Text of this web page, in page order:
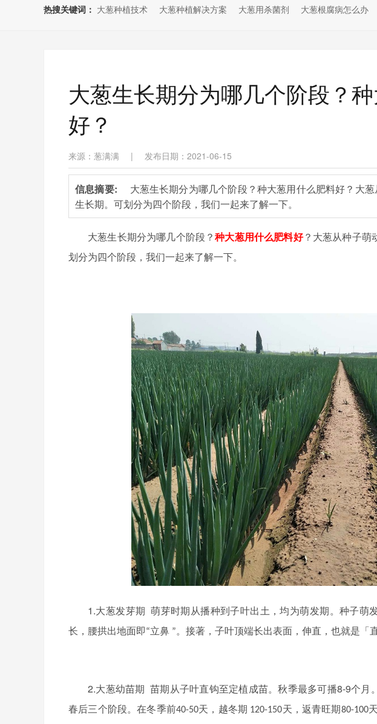
热搜关键词： 大葱种植技术 大葱种植解决方案 大葱用杀菌剂 大葱根腐病怎么办
大葱生长期分为哪几个阶段？
好？
来源：葱满满 | 发布日期：2021-06-15
信息摘要: 大葱生长期分为哪几个阶段？种大葱用什么肥料好？大
生长期。可划分为四个阶段，我们一起来了解一下。
大葱生长期分为哪几个阶段？种大葱用什么肥料好？大葱从种子萌
划分为四个阶段，我们一起来了解一下。
1.大葱发芽期萌芽时期从播种到子叶出土，均为萌发期。种子萌
长，腰拱出地面即“立鼻 ”。接著，子叶顶端长出表面，伸直，也就是「
2.大葱幼苗期 苗期从子叶直钩至定植成苗。秋季最多可播8-9个月
春后三个阶段。在冬季前40-50天，越冬期 120-150天，返青旺期80-100